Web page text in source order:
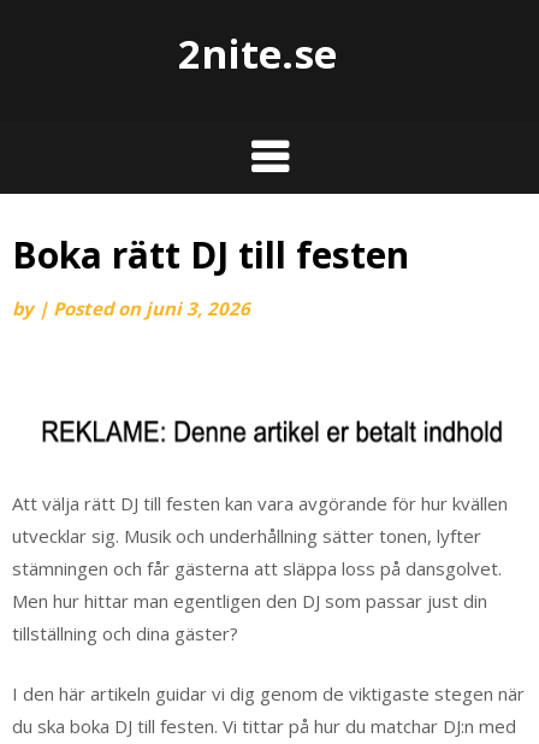
2nite.se
Boka rätt DJ till festen
by | Posted on juni 3, 2026
Att välja rätt DJ till festen kan vara avgörande för hur kvällen
utvecklar sig. Musik och underhållning sätter tonen, lyfter
stämningen och får gästerna att släppa loss på dansgolvet.
Men hur hittar man egentligen den DJ som passar just din
tillställning och dina gäster?
I den här artikeln guidar vi dig genom de viktigaste stegen när
du ska boka DJ till festen. Vi tittar på hur du matchar DJ:n med